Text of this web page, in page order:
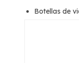
Botellas de